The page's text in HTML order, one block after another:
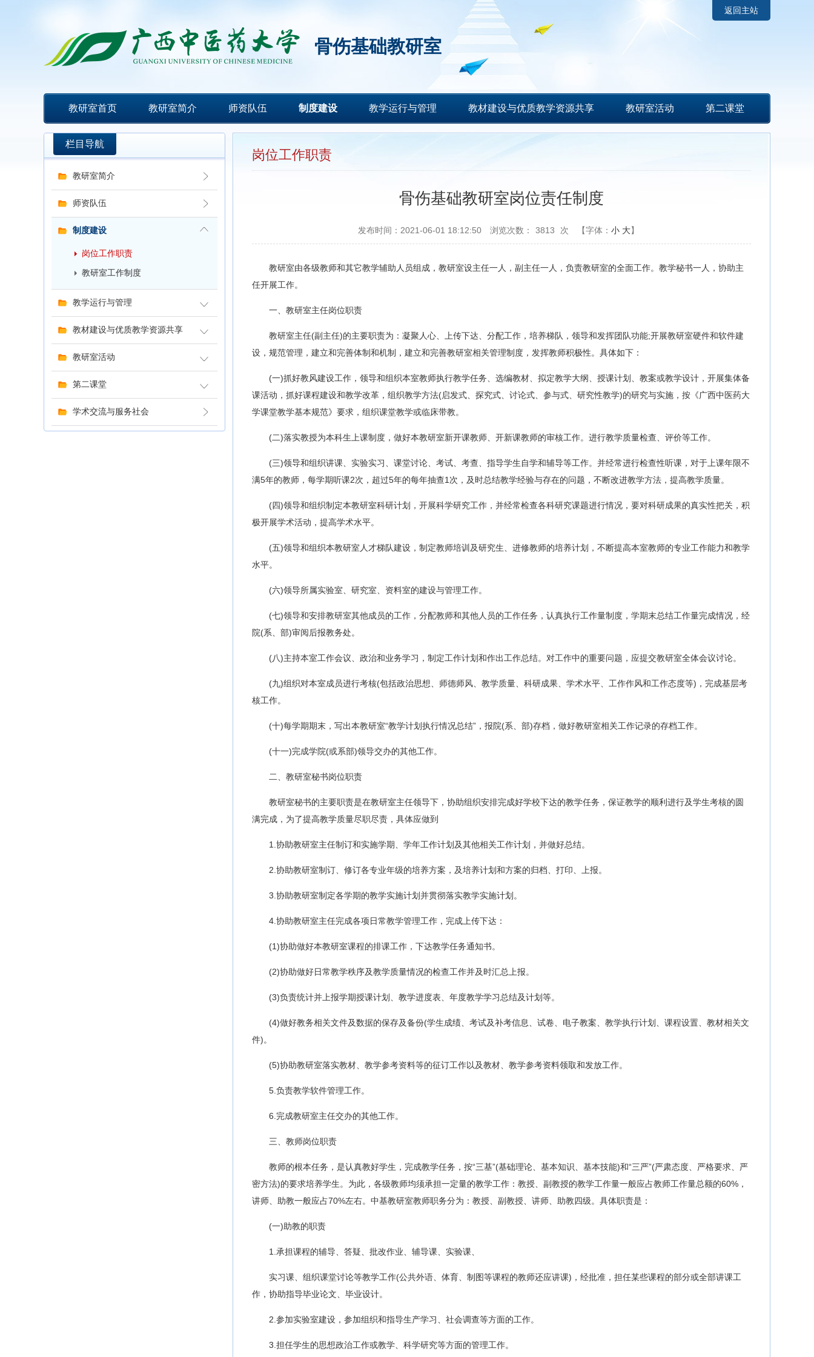
返回主站
骨伤基础教研室
教研室首页 教研室简介 师资队伍 制度建设 教学运行与管理 教材建设与优质教学资源共享 教研室活动 第二课堂
栏目导航
教研室简介
师资队伍
制度建设
岗位工作职责
教研室工作制度
教学运行与管理
教材建设与优质教学资源共享
教研室活动
第二课堂
学术交流与服务社会
岗位工作职责
骨伤基础教研室岗位责任制度
发布时间：2021-06-01 18:12:50 浏览次数： 3813 次 【字体： 小 大】
教研室由各级教师和其它教学辅助人员组成，教研室设主任一人，副主任一人，负责教研室的全面工作。教学秘书一人，协助主
任开展工作。
一、教研室主任岗位职责
教研室主任(副主任)的主要职责为：凝聚人心、上传下达、分配工作，培养梯队，领导和发挥团队功能;开展教研室硬件和软件建
设，规范管理，建立和完善体制和机制，建立和完善教研室相关管理制度，发挥教师积极性。具体如下：
(一)抓好教风建设工作，领导和组织本室教师执行教学任务、选编教材、拟定教学大纲、授课计划、教案或教学设计，开展集体备
课活动，抓好课程建设和教学改革，组织教学方法(启发式、探究式、讨论式、参与式、研究性教学)的研究与实施，按《广西中医药大
学课堂教学基本规范》要求，组织课堂教学或临床带教。
(二)落实教授为本科生上课制度，做好本教研室新开课教师、开新课教师的审核工作。进行教学质量检查、评价等工作。
(三)领导和组织讲课、实验实习、课堂讨论、考试、考查、指导学生自学和辅导等工作。并经常进行检查性听课，对于上课年限不
满5年的教师，每学期听课2次，超过5年的每年抽查1次，及时总结教学经验与存在的问题，不断改进教学方法，提高教学质量。
(四)领导和组织制定本教研室科研计划，开展科学研究工作，并经常检查各科研究课题进行情况，要对科研成果的真实性把关，积
极开展学术活动，提高学术水平。
(五)领导和组织本教研室人才梯队建设，制定教师培训及研究生、进修教师的培养计划，不断提高本室教师的专业工作能力和教学
水平。
(六)领导所属实验室、研究室、资料室的建设与管理工作。
(七)领导和安排教研室其他成员的工作，分配教师和其他人员的工作任务，认真执行工作量制度，学期末总结工作量完成情况，经
院(系、部)审阅后报教务处。
(八)主持本室工作会议、政治和业务学习，制定工作计划和作出工作总结。对工作中的重要问题，应提交教研室全体会议讨论。
(九)组织对本室成员进行考核(包括政治思想、师德师风、教学质量、科研成果、学术水平、工作作风和工作态度等)，完成基层考
核工作。
(十)每学期期末，写出本教研室“教学计划执行情况总结”，报院(系、部)存档，做好教研室相关工作记录的存档工作。
(十一)完成学院(或系部)领导交办的其他工作。
二、教研室秘书岗位职责
教研室秘书的主要职责是在教研室主任领导下，协助组织安排完成好学校下达的教学任务，保证教学的顺利进行及学生考核的圆
满完成，为了提高教学质量尽职尽责，具体应做到
1.协助教研室主任制订和实施学期、学年工作计划及其他相关工作计划，并做好总结。
2.协助教研室制订、修订各专业年级的培养方案，及培养计划和方案的归档、打印、上报。
3.协助教研室制定各学期的教学实施计划并贯彻落实教学实施计划。
4.协助教研室主任完成各项日常教学管理工作，完成上传下达：
(1)协助做好本教研室课程的排课工作，下达教学任务通知书。
(2)协助做好日常教学秩序及教学质量情况的检查工作并及时汇总上报。
(3)负责统计并上报学期授课计划、教学进度表、年度教学学习总结及计划等。
(4)做好教务相关文件及数据的保存及备份(学生成绩、考试及补考信息、试卷、电子教案、教学执行计划、课程设置、教材相关文
件)。
(5)协助教研室落实教材、教学参考资料等的征订工作以及教材、教学参考资料领取和发放工作。
5.负责教学软件管理工作。
6.完成教研室主任交办的其他工作。
三、教师岗位职责
教师的根本任务，是认真教好学生，完成教学任务，按“三基”(基础理论、基本知识、基本技能)和“三严”(严肃态度、严格要求、严
密方法)的要求培养学生。为此，各级教师均须承担一定量的教学工作：教授、副教授的教学工作量一般应占教师工作量总额的60%，
讲师、助教一般应占70%左右。中基教研室教师职务分为：教授、副教授、讲师、助教四级。具体职责是：
(一)助教的职责
1.承担课程的辅导、答疑、批改作业、辅导课、实验课、
实习课、组织课堂讨论等教学工作(公共外语、体育、制图等课程的教师还应讲课)，经批准，担任某些课程的部分或全部讲课工
作，协助指导毕业论文、毕业设计。
2.参加实验室建设，参加组织和指导生产学习、社会调查等方面的工作。
3.担任学生的思想政治工作或教学、科学研究等方面的管理工作。